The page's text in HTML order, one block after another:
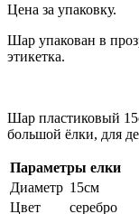
Цена за упаковку.
Шар упакован в
этикетка.
Шар пластиковый
большой ёлки, для
Параметры елки
Диаметр 15см
Цвет
серебро